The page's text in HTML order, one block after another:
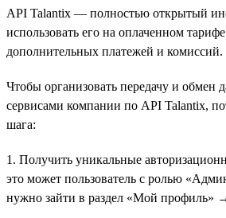
API Talantix — полностью открытый
использовать его на оплаченном
дополнительных платежей и комиссий.
Чтобы организовать передачу и обмен
сервисами компании по API Talantix,
шага:
1. Получить уникальные
это может пользователь с ролью
нужно зайти в раздел «Мой профиль»